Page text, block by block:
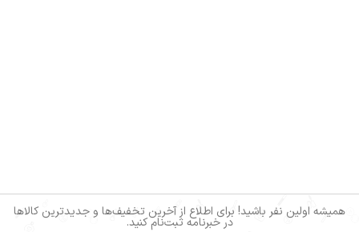
همیشه اولین نفر باشید! برای اطلاع از آخرین تخفیف‌ها و جدیدترین کالاها
در خبرنامه ثبت‌نام کنید.